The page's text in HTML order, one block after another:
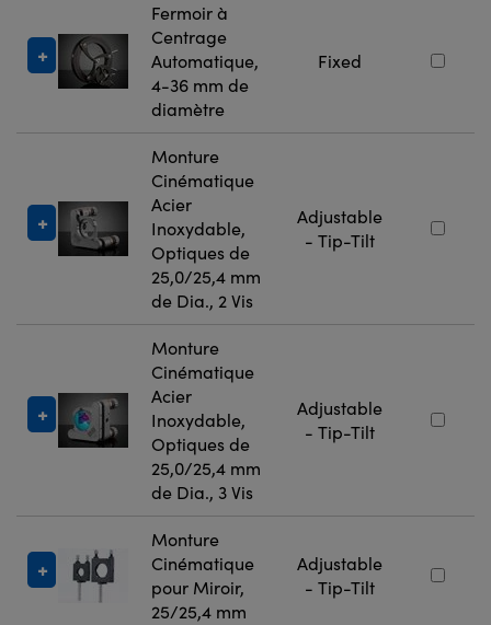
Fermoir à
Centrage
Automatique,
4-36 mm de
diamètre
Fixed
Monture
Cinématique
Acier
Inoxydable,
Optiques de
25,0/25,4 mm
de Dia., 2 Vis
Adjustable
- Tip-Tilt
Monture
Cinématique
Acier
Inoxydable,
Optiques de
25,0/25,4 mm
de Dia., 3 Vis
Adjustable
- Tip-Tilt
Monture
Cinématique
pour Miroir,
25/25,4 mm
Adjustable
- Tip-Tilt